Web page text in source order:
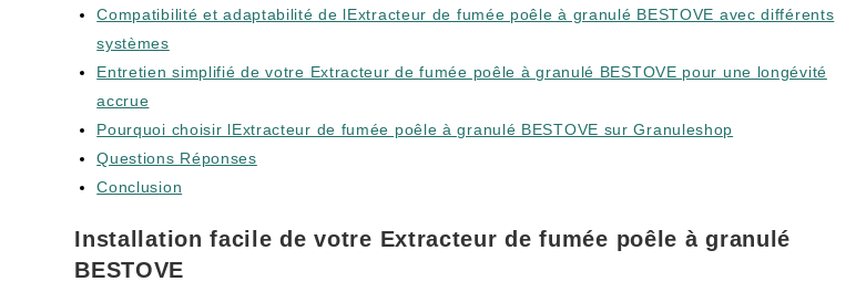
Compatibilité et adaptabilité de lExtracteur de fumée poêle à granulé BESTOVE avec différents
systèmes
Entretien simplifié de votre Extracteur de fumée poêle à granulé BESTOVE pour une longévité
accrue
Pourquoi choisir lExtracteur de fumée poêle à granulé BESTOVE sur Granuleshop
Questions Réponses
Conclusion
Installation facile de votre Extracteur de fumée poêle à granulé
BESTOVE